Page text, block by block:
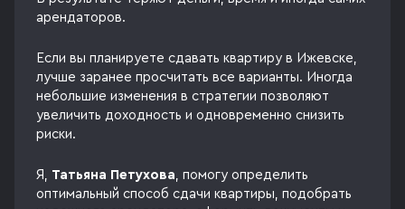
арендаторов.
Если вы планируете сдавать квартиру в Ижевске,
лучше заранее просчитать все варианты. Иногда
небольшие изменения в стратегии позволяют
увеличить доходность и одновременно снизить
риски.
Я, Татьяна Петухова, помогу определить
оптимальный способ сдачи квартиры, подобрать